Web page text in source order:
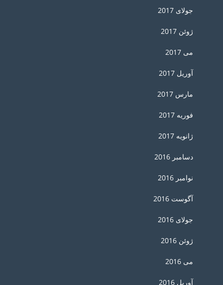
جولای 2017
ژوئن 2017
می 2017
آوریل 2017
مارس 2017
فوریه 2017
ژانویه 2017
دسامبر 2016
نوامبر 2016
آگوست 2016
جولای 2016
ژوئن 2016
می 2016
آوریل 2016